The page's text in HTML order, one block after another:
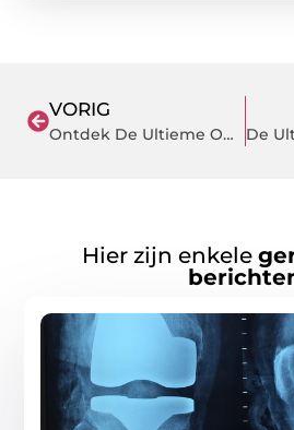
VORIG
Ontdek De Ultieme Ontspanning bij de Massagesalon in Leeuwarden
Hier zijn enkele